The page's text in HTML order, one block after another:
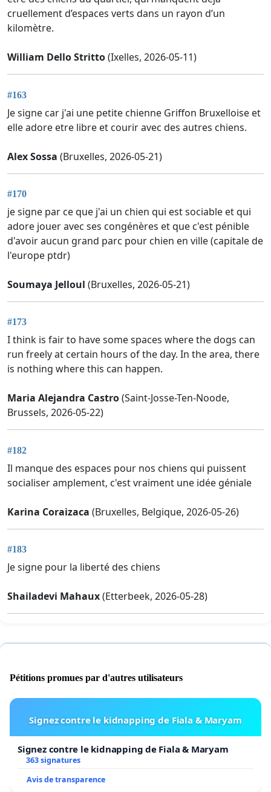
cruellement d’espaces verts dans un rayon d’un
kilomètre.
William Dello Stritto(Ixelles, 2026-05-11)
#163
Je signe car j'ai une petite chienne Griffon Bruxelloise et
elle adore etre libre et courir avec des autres chiens.
Alex Sossa (Bruxelles, 2026-05-21)
#170
je signe par ce que j'ai un chien qui est sociable et qui
adore jouer avec ses congénères et que c'est pénible
d'avoir aucun grand parc pour chien en ville (capitale de
l'europe ptdr)
Soumaya Jelloul (Bruxelles, 2026-05-21)
#173
I think is fair to have some spaces where the dogs can
run freely at certain hours of the day. In the area, there
is nothing where this can happen.
Maria Alejandra Castro(Saint-Josse-Ten-Noode,
Brussels, 2026-05-22)
#182
Il manque des espaces pour nos chiens qui puissent
socialiser amplement, c'est vraiment une idée géniale
Karina Coraizaca (Bruxelles, Belgique, 2026-05-26)
#183
Je signe pour la liberté des chiens
Shailadevi Mahaux(Etterbeek, 2026-05-28)
Pétitions promues par d'autres utilisateurs
Signez contre le kidnapping de Fiala & Maryam
Signez contre le kidnapping de Fiala & Maryam
363 signatures
Avis de transparence